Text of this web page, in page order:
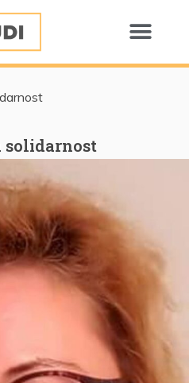
solidarnost